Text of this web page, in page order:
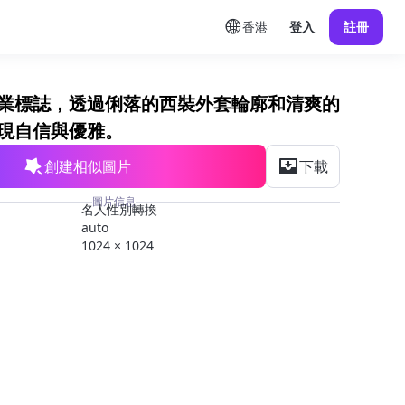
香港 登入 註冊
標誌，透過俐落的西裝外套輪廓和清爽的
自信與優雅。
創建相似圖片 下載
圖片信息
名人性別轉換
auto
1024 × 1024